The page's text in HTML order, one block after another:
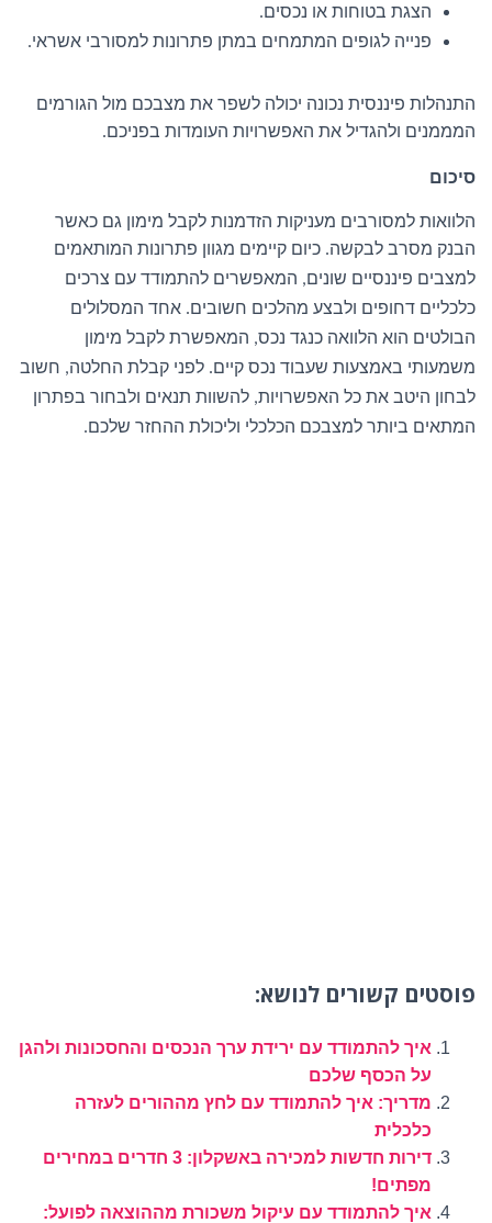
הצגת בטוחות או נכסים.
פנייה לגופים המתמחים במתן פתרונות למסורבי אשראי.
התנהלות פיננסית נכונה יכולה לשפר את מצבכם מול הגורמים
המממנים ולהגדיל את האפשרויות העומדות בפניכם.
סיכום
הלוואות למסורבים מעניקות הזדמנות לקבל מימון גם כאשר
הבנק מסרב לבקשה. כיום קיימים מגוון פתרונות המותאמים
למצבים פיננסיים שונים, המאפשרים להתמודד עם צרכים
כלכליים דחופים ולבצע מהלכים חשובים. אחד המסלולים
הבולטים הוא הלוואה כנגד נכס, המאפשרת לקבל מימון
משמעותי באמצעות שעבוד נכס קיים. לפני קבלת החלטה, חשוב
לבחון היטב את כל האפשרויות, להשוות תנאים ולבחור בפתרון
המתאים ביותר למצבכם הכלכלי וליכולת ההחזר שלכם.
פוסטים קשורים לנושא:
איך להתמודד עם ירידת ערך הנכסים והחסכונות ולהגן
על הכסף שלכם
מדריך: איך להתמודד עם לחץ מההורים לעזרה
כלכלית
דירות חדשות למכירה באשקלון: 3 חדרים במחירים
מפתים!
איך להתמודד עם עיקול משכורת מההוצאה לפועל: